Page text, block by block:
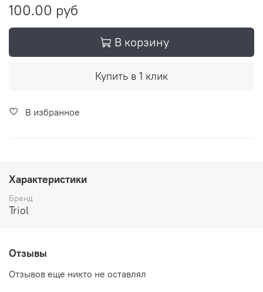
100.00 руб
В корзину
Купить в 1 клик
В избранное
Характеристики
Бренд
Triol
Отзывы
Отзывов еще никто не оставлял